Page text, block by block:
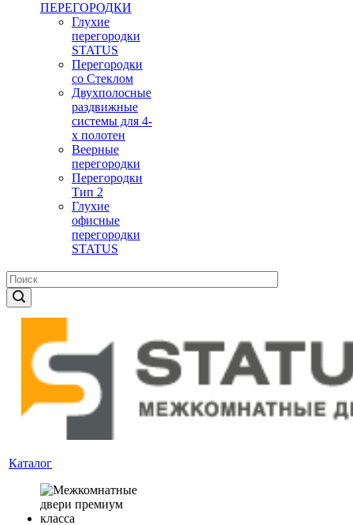
ПЕРЕГОРОДКИ
Глухие
перегородки
STATUS
Перегородки
со Стеклом
Двухполосные
раздвижные
системы для 4-
х полотен
Веерные
перегородки
Перегородки
Тип 2
Глухие
офисные
перегородки
STATUS
Каталог